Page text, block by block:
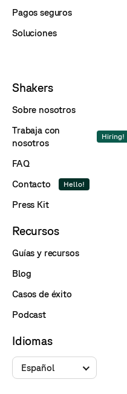
Pagos seguros
Soluciones
Shakers
Sobre nosotros
Trabaja con
nosotros
Hiring!
FAQ
Contacto
Hello!
Press Kit
Recursos
Guías y recursos
Blog
Casos de éxito
Podcast
Idiomas
Español